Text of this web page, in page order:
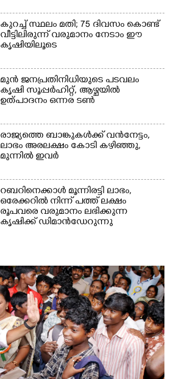
കുറച്ച് സ്ഥലം മതി; 75 ദിവസം കൊണ്ട്
വീട്ടിലിരുന്ന് വരുമാനം നേടാം ഈ
കൃഷിയിലൂടെ
മുൻ ജനപ്രതിനിധിയുടെ പടവലം
കൃഷി സൂപ്പർഹിറ്റ്,​ ആഴ്ചയിൽ
ഉത്പാദനം ഒന്നര ടൺ
രാജ്യത്തെ ബാങ്കുകൾക്ക് വൻനേട്ടം,​
ലാഭം അരലക്ഷം കോടി കഴിഞ്ഞു,​
മുന്നിൽ ഇവർ
റബറിനെക്കാൾ മൂന്നിരട്ടി ലാഭം,​
ഒരേക്കറിൽ നിന്ന് പത്ത് ലക്ഷം
രൂപവരെ വരുമാനം ലഭിക്കുന്ന
കൃഷിക്ക് ഡിമാൻഡേറുന്നു